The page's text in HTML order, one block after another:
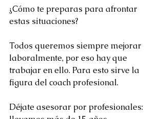
¿Cómo te preparas para afrontar
estas situaciones?
Todos queremos siempre mejorar
laboralmente, por eso hay que
trabajar en ello. Para esto sirve la
figura del coach profesional.
Déjate asesorar por profesionales: